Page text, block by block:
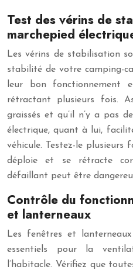
Test des vérins de
marchepied
Les vérins de stabilisation
stabilité de votre camping-
leur bon fonctionnement
rétractant plusieurs fois.
graissés et qu’il n’y a pas
électrique, quant à lui,
véhicule. Testez-le plusieurs
déploie et se rétracte
défaillant peut être
Contrôle du
et lanterneaux
Les fenêtres et
essentiels pour la
l’habitacle. Vérifiez que